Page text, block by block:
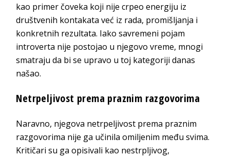
kao primer čoveka koji nije crpeo energiju iz
društvenih kontakata već iz rada, promišljanja i
konkretnih rezultata. Iako savremeni pojam
introverta nije postojao u njegovo vreme, mnogi
smatraju da bi se upravo u toj kategoriji danas
našao.
Netrpeljivost prema praznim razgovorima
Naravno, njegova netrpeljivost prema praznim
razgovorima nije ga učinila omiljenim među svima.
Kritičari su ga opisivali kao nestrpljivog,